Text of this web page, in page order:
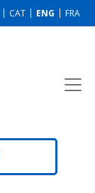
CAT ENG FRA